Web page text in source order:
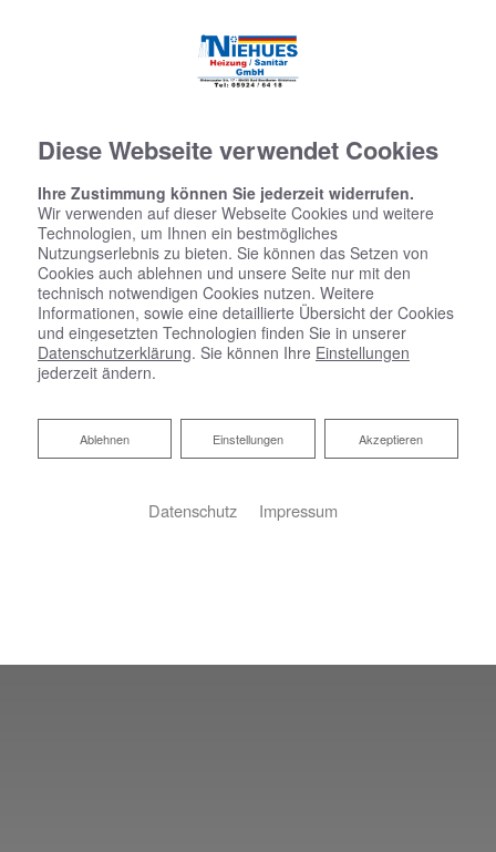
Diese Webseite verwendet Cookies
Ihre Zustimmung können Sie jederzeit widerrufen.
Wir verwenden auf dieser Webseite Cookies und weitere
Technologien, um Ihnen ein bestmögliches
Nutzungserlebnis zu bieten. Sie können das Setzen von
Cookies auch ablehnen und unsere Seite nur mit den
technisch notwendigen Cookies nutzen. Weitere
Informationen, sowie eine detaillierte Übersicht der Cookies
und eingesetzten Technologien finden Sie in unserer
Datenschutzerklärung. Sie können Ihre Einstellungen
jederzeit ändern.
Akzeptieren
Einstellungen
Ablehnen
Ablehnen
Datenschutz Impressum